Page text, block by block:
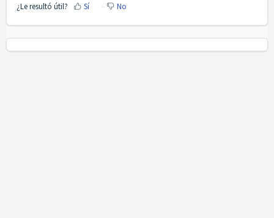
¿Le resultó útil? Sí No